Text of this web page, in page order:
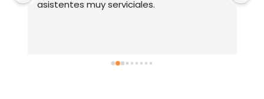
asistentes muy serviciales.